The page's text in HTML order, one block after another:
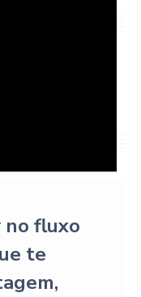
no fluxo
te